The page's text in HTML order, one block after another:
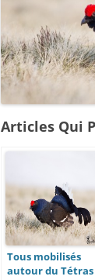
Articles Qui
Tous mobilisés
autour du Tétras